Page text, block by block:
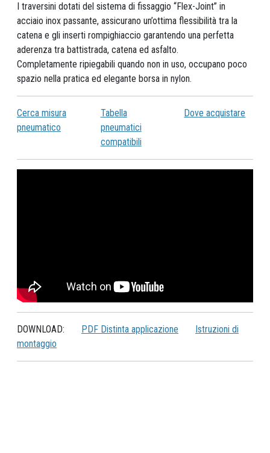
I traversini dotati del sistema di fissaggio “Flex-Joint” in
acciaio inox passante, assicurano un’ottima flessibilità tra la
catena e gli inserti rompighiaccio garantendo una perfetta
aderenza tra battistrada, catena ed asfalto.
Completamente ripiegabili quando non in uso, occupano poco
spazio nella pratica ed elegante borsa in nylon.
Cerca misura
pneumatico
Tabella
pneumatici
compatibili
Dove acquistare
DOWNLOAD: PDF Distinta applicazione
Istruzioni di
montaggio